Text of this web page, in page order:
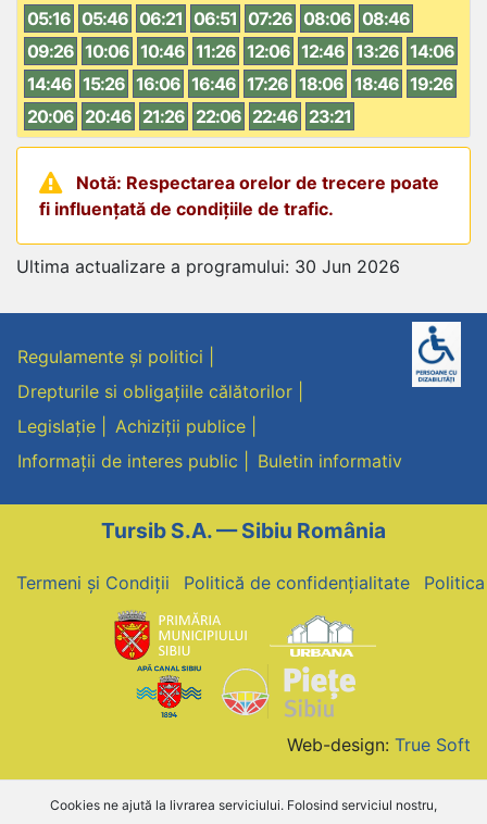
05:16 05:46 06:21 06:51 07:26 08:06 08:46
09:26 10:06 10:46 11:26 12:06 12:46 13:26 14:06
14:46 15:26 16:06 16:46 17:26 18:06 18:46 19:26
20:06 20:46 21:26 22:06 22:46 23:21
Notă: Respectarea orelor de trecere poate
fi influențată de condițiile de trafic.
Ultima actualizare a programului: 30 Jun 2026
Regulamente și politici
Drepturile si obligațiile călătorilor
Legislație
Achiziții publice
Informații de interes public
Buletin informativ
Tursib S.A. — Sibiu România
Termeni și Condiții Politică de confidențialitate
Web-design: True Soft
Cookies ne ajută la livrarea serviciului. Folosind serviciul nostru,